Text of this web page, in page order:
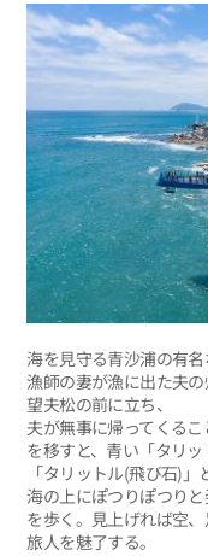
海を見守る青沙浦の有名
漁師の妻が漁に出た夫の
望夫松の前に立ち、
夫が無事に帰ってくる
を移すと、青い「タリッ
「タリットル(飛び石)」
海の上にぽつりぽつり
を歩く。見上げれば空
旅人を魅了する。